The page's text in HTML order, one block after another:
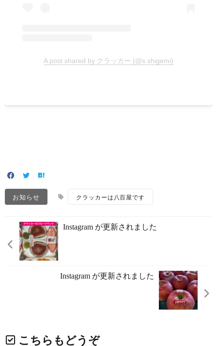
A post shared by クラッカー (@s.shigemi)
お知らせ クラッカーは八百屋です
Instagram が更新されました
Instagram が更新されました
こちらもどうぞ